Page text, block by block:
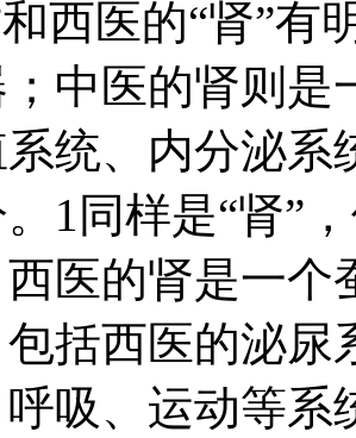
和西医的“肾”
中医的肾则是
统、内分泌系
1同样是“肾”
医的肾是一
括西医的泌尿
吸、运动等系